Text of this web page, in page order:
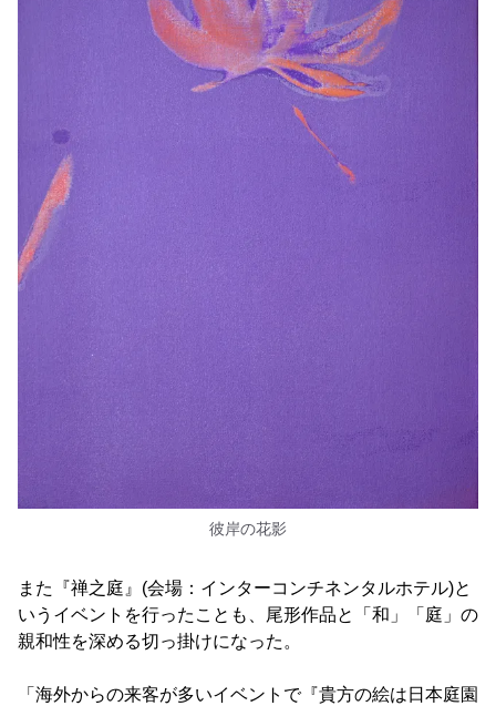
彼岸の花影
また『禅之庭』(会場：インターコンチネンタルホテル)と
いうイベントを行ったことも、尾形作品と「和」「庭」の
親和性を深める切っ掛けになった。
「海外からの来客が多いイベントで『貴方の絵は日本庭園